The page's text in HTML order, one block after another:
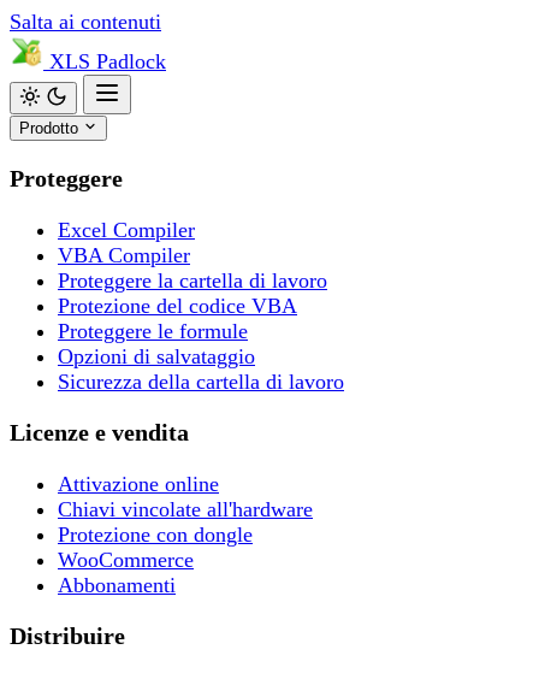
Salta ai contenuti
XLS Padlock
Prodotto
Proteggere
Excel Compiler
VBA Compiler
Proteggere la cartella di lavoro
Protezione del codice VBA
Proteggere le formule
Opzioni di salvataggio
Sicurezza della cartella di lavoro
Licenze e vendita
Attivazione online
Chiavi vincolate all'hardware
Protezione con dongle
WooCommerce
Abbonamenti
Distribuire